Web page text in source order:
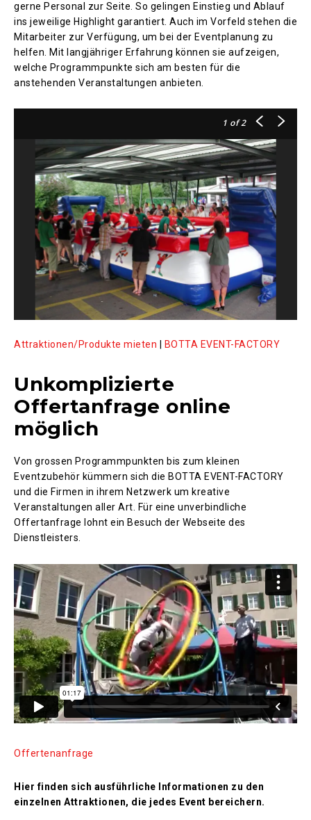
gerne Personal zur Seite. So gelingen Einstieg und Ablauf
ins jeweilige Highlight garantiert. Auch im Vorfeld stehen die
Mitarbeiter zur Verfügung, um bei der Eventplanung zu
helfen. Mit langjähriger Erfahrung können sie aufzeigen,
welche Programmpunkte sich am besten für die
anstehenden Veranstaltungen anbieten.
1 of 2
Attraktionen/Produkte mieten BOTTA EVENT-FACTORY
Unkomplizierte
Offertanfrage online
möglich
Von grossen Programmpunkten bis zum kleinen
Eventzubehör kümmern sich die BOTTA EVENT-FACTORY
und die Firmen in ihrem Netzwerk um kreative
Veranstaltungen aller Art. Für eine unverbindliche
Offertanfrage lohnt ein Besuch der Webseite des
Dienstleisters.
Offertenanfrage
Hier finden sich ausführliche Informationen zu den
einzelnen Attraktionen, die jedes Event bereichern.